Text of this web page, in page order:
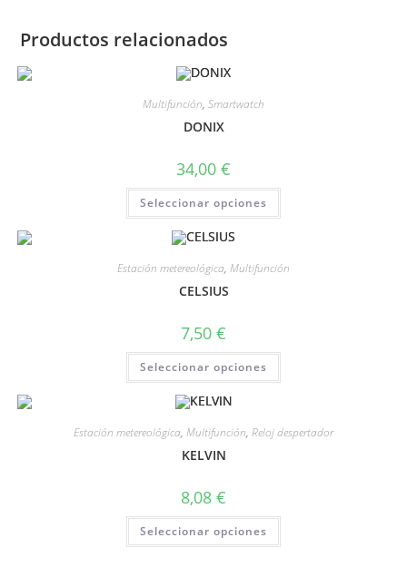
Productos relacionados
Multifunción, Smartwatch
DONIX
34,00 €
Seleccionar opciones
Estación metereológica, Multifunción
CELSIUS
7,50 €
Seleccionar opciones
Estación metereológica, Multifunción, Reloj despertador
KELVIN
8,08 €
Seleccionar opciones